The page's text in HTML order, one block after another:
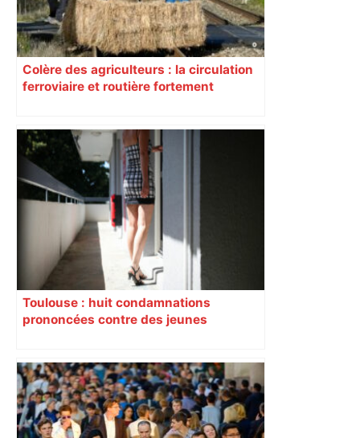
Colère des agriculteurs : la circulation
ferroviaire et routière fortement
Toulouse : huit condamnations
prononcées contre des jeunes